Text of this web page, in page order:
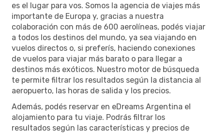
es el lugar para vos. Somos la agencia de viajes más
importante de Europa y, gracias a nuestra
colaboración con más de 600 aerolíneas, podés viajar
a todos los destinos del mundo, ya sea viajando en
vuelos directos o, si preferís, haciendo conexiones
de vuelos para viajar más barato o para llegar a
destinos más exóticos. Nuestro motor de búsqueda
te permite filtrar los resultados según la distancia al
aeropuerto, las horas de salida y los precios.
Además, podés reservar en eDreams Argentina el
alojamiento para tu viaje. Podrás filtrar los
resultados según las características y precios de